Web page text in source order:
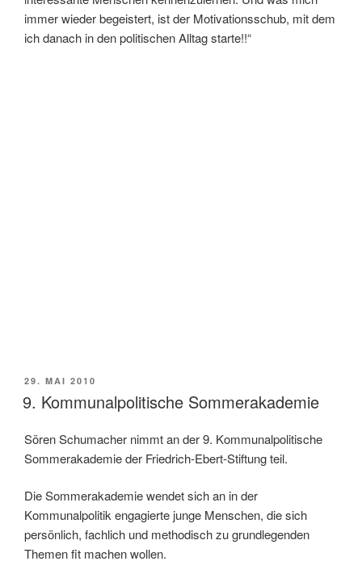
immer wieder begeistert, ist der Motivationsschub, mit dem
ich danach in den politischen Alltag starte!!“
VERÖFFENTLICHT
29. MAI 2010
9. Kommunalpolitische Sommerakademie
Sören Schumacher nimmt an der 9. Kommunalpolitische
Sommerakademie der Friedrich-Ebert-Stiftung teil.
Die Sommerakademie wendet sich an in der
Kommunalpolitik engagierte junge Menschen, die sich
persönlich, fachlich und methodisch zu grundlegenden
Themen fit machen wollen.